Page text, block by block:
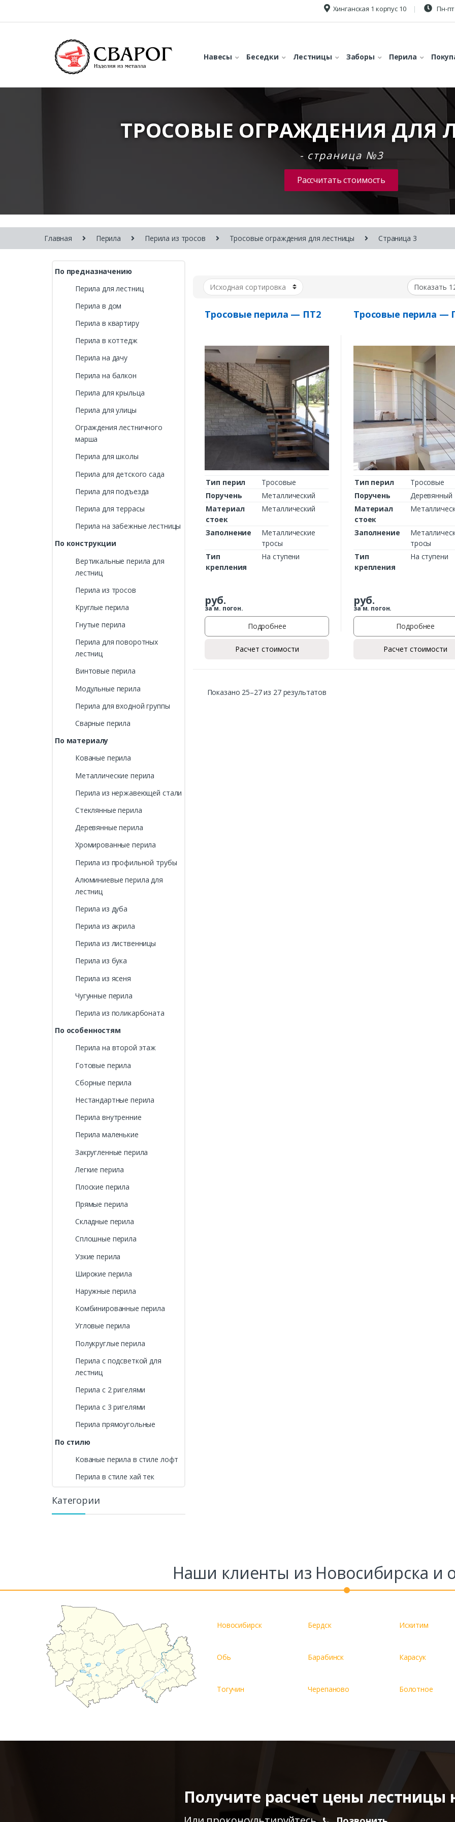
Хинганская 1 корпус 10 Пн-пт
Навесы Беседки Лестницы Заборы Перила
ТРОСОВЫЕ ОГРАЖДЕНИЯ ДЛЯ
- страница №3
Рассчитать стоимость
Главная Перила Перила из тросов Тросовые ограждения для лестницы Страница 3
Тросовые перила — ПТ2
Тип перил
Тросовые
Поручень
Металлический
Материал
стоек
Металлический
Заполнение
Металлические
тросы
Тип
крепления
На ступени
руб.
за м. погон.
Подробнее
Расчет стоимости
Тросовые перила —
Тип перил
Тросовые
Поручень
Деревянный
Материал
стоек
Заполнение
тросы
Тип
крепления
На ступени
руб.
за м. погон.
Подробнее
Расчет стоимости
Показано 25–27 из 27 результатов
По предназначению
Перила для лестниц
Перила в дом
Перила в квартиру
Перила в коттедж
Перила на дачу
Перила на балкон
Перила для крыльца
Перила для улицы
Ограждения лестничного
марша
Перила для школы
Перила для детского сада
Перила для подъезда
Перила для террасы
Перила на забежные лестницы
По конструкции
Вертикальные перила для
лестниц
Перила из тросов
Круглые перила
Гнутые перила
Перила для поворотных
лестниц
Винтовые перила
Модульные перила
Перила для входной группы
Сварные перила
По материалу
Кованые перила
Металлические перила
Перила из нержавеющей стали
Стеклянные перила
Деревянные перила
Хромированные перила
Перила из профильной трубы
Алюминиевые перила для
лестниц
Перила из дуба
Перила из акрила
Перила из лиственницы
Перила из бука
Перила из ясеня
Чугунные перила
Перила из поликарбоната
По особенностям
Перила на второй этаж
Готовые перила
Сборные перила
Нестандартные перила
Перила внутренние
Перила маленькие
Закругленные перила
Легкие перила
Плоские перила
Прямые перила
Складные перила
Сплошные перила
Узкие перила
Широкие перила
Наружные перила
Комбинированные перила
Угловые перила
Полукруглые перила
Перила с подсветкой для
лестниц
Перила с 2 ригелями
Перила с 3 ригелями
Перила прямоугольные
По стилю
Кованые перила в стиле лофт
Перила в стиле хай тек
Категории
Наши клиенты из Новосибирска и
Новосибирск Бердск Искитим
Обь Барабинск Карасук
Тогучин Черепаново Болотное
Получите расчет цены лестницы